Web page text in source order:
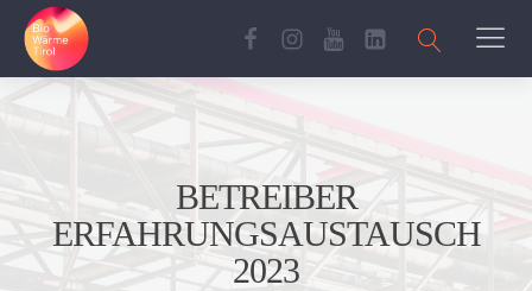
BETREIBER
ERFAHRUNGSAUSTAUSCH
2023